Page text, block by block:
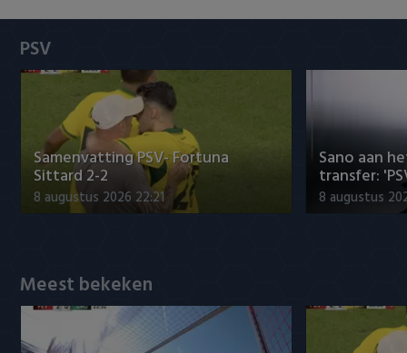
Heracles Almelo
NAC Breda
PEC Zwolle
PSV
Roda JC
Sparta
Conference League
PSV
Samenvatting PSV- Fortuna
Sittard 2-2
8 augustus 2026 22:21
Sano aan
transfer:
8 augustus
Meest bekeken